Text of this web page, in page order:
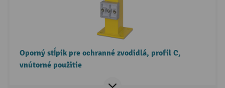
Oporný stĺpik pre ochranné zvodidlá, profil C,
vnútorné použitie